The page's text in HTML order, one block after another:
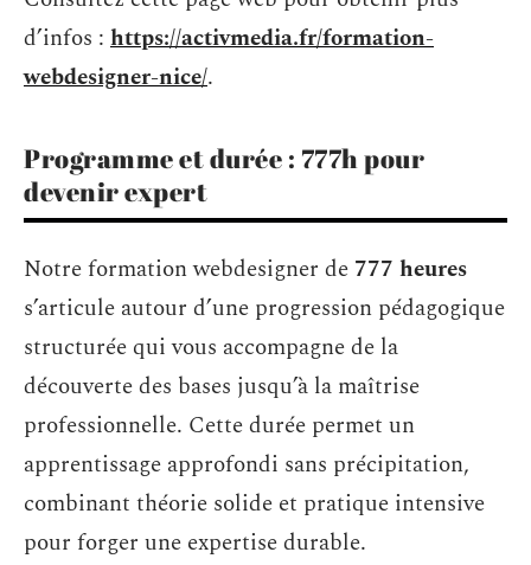
d’infos : https://activmedia.fr/formation-
webdesigner-nice/.
Programme et durée : 777h pour
devenir expert
Notre formation webdesigner de 777 heures
s’articule autour d’une progression pédagogique
structurée qui vous accompagne de la
découverte des bases jusqu’à la maîtrise
professionnelle. Cette durée permet un
apprentissage approfondi sans précipitation,
combinant théorie solide et pratique intensive
pour forger une expertise durable.